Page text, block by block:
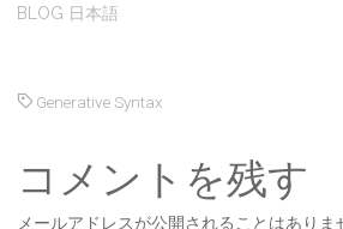
BLOG 日本語
Generative Syntax
コメントを残す
メールアドレスが公開されることはありま